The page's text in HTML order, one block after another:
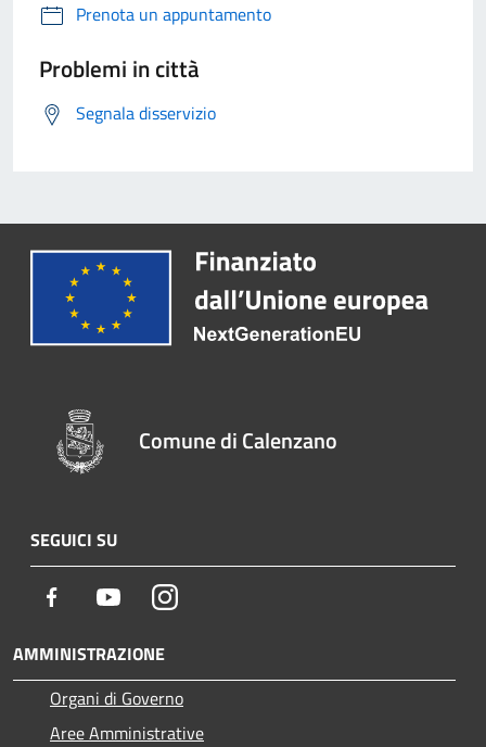
Prenota un appuntamento
Problemi in città
Segnala disservizio
Comune di Calenzano
SEGUICI SU
Facebook YoutubeInstagram
AMMINISTRAZIONE
Organi di Governo
Aree Amministrative